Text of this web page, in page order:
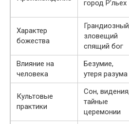
город Р’льех
Характер
божества
зловещий
спящий бог
Влияние на
человека
Безумие,
утеря разума
Культовые
практики
Сон, видения,
тайные
церемонии